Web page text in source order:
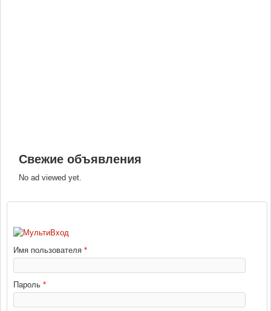
Свежие объявления
No ad viewed yet.
Имя пользователя *
Пароль *